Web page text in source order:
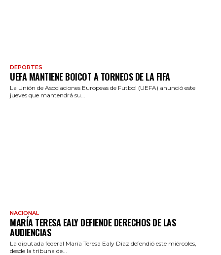
DEPORTES
UEFA MANTIENE BOICOT A TORNEOS DE LA FIFA
La Unión de Asociaciones Europeas de Futbol (UEFA) anunció este
jueves que mantendrá su...
NACIONAL
MARÍA TERESA EALY DEFIENDE DERECHOS DE LAS
AUDIENCIAS
La diputada federal María Teresa Ealy Díaz defendió este miércoles,
desde la tribuna de...